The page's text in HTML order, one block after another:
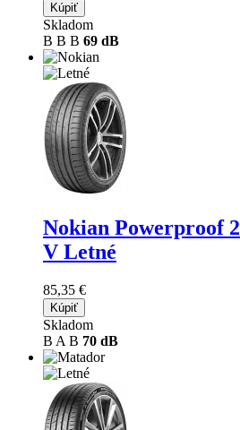
Kúpiť
Skladom
B B B 69 dB
Nokian Powerproof 2
V Letné
85,35 €
Kúpiť
Skladom
B A B 70 dB